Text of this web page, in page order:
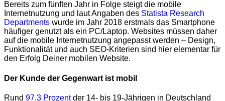
Bereits zum fünften Jahr in Folge steigt die mobile
Internetnutzung und laut Angaben des Statista Research
Departments wurde im Jahr 2018 erstmals das Smartphone
häufiger genutzt als ein PC/Laptop. Websites müssen daher
auf die mobile Internetnutzung angepasst werden – Design,
Funktionalität und auch SEO-Kriterien sind hier elementar für
den Erfolg Deiner mobilen Website.
Der Kunde der Gegenwart ist mobil
Rund 97,3 Prozentder 14- bis 19-Jährigen in Deutschland